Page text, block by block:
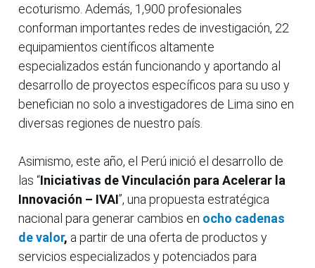
ecoturismo. Además, 1,900 profesionales
conforman importantes redes de investigación, 22
equipamientos científicos altamente
especializados están funcionando y aportando al
desarrollo de proyectos específicos para su uso y
benefician no solo a investigadores de Lima sino en
diversas regiones de nuestro país.
Asimismo, este año, el Perú inició el desarrollo de
las “Iniciativas de Vinculación para Acelerar la
Innovación – IVAI”, una propuesta estratégica
nacional para generar cambios en ocho cadenas
de valor, a partir de una oferta de productos y
servicios especializados y potenciados para